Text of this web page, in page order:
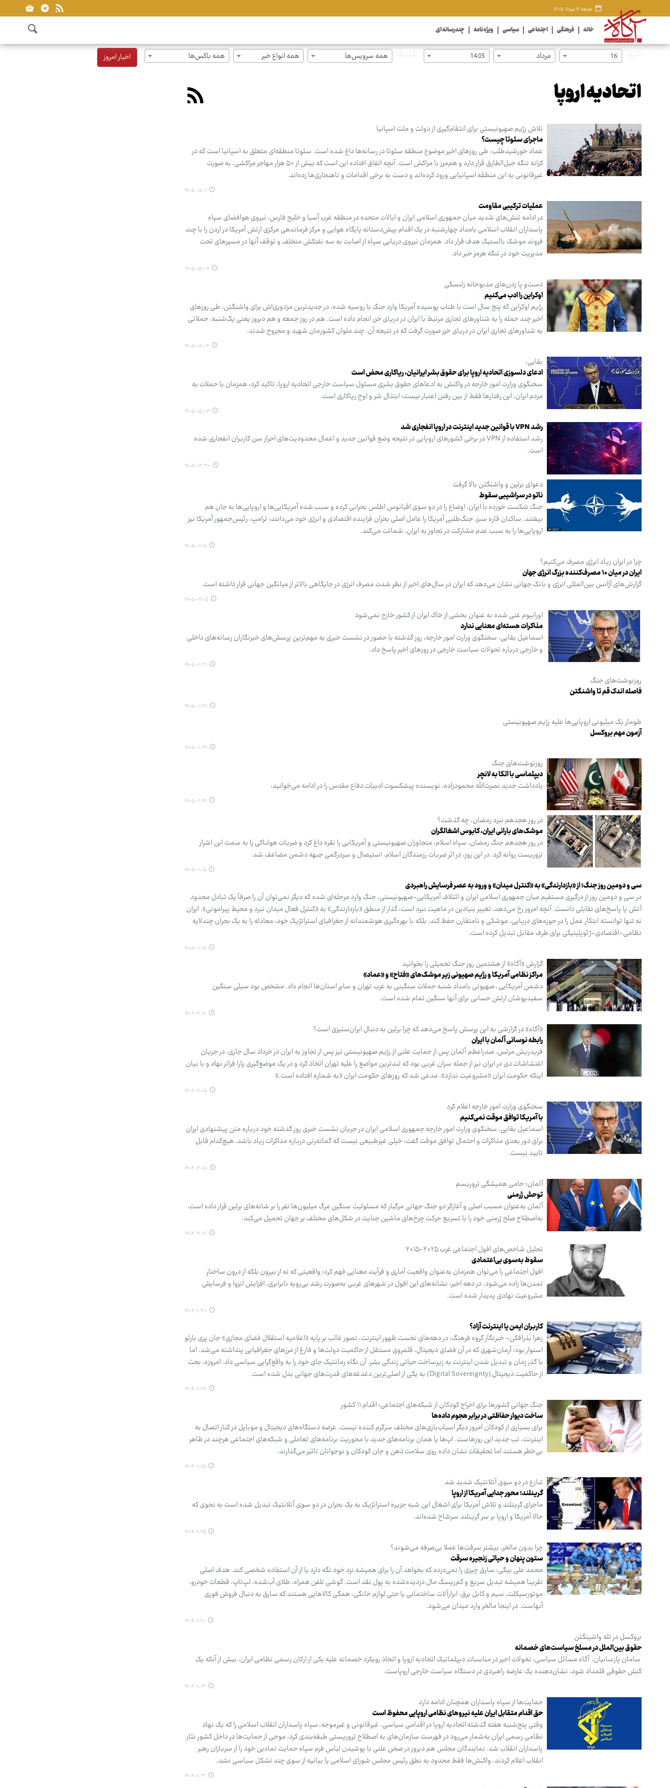
جمعه ۱۶ مرداد ۱۴۰۵
خانه فرهنگی اجتماعی سیاسی ویژه نامه چندرسانه ای
16 مرداد 1405 همه سرویس‌ها همه انواع خبر همه باکس‌ها اخبار امروز
اتحادیه اروپا
تلاش رژیم صهیونیستی برای انتقام‌گیری از دولت و ملت اسپانیا
ماجرای سئوتا چیست؟
عماد خورشیدطلب: طی روزهای اخیر موضوع منطقه سئوتا در رسانه‌ها داغ شده است. سئوتا منطقه‌ای متعلق به اسپانیا است که در
کرانه تنگه جبل‌الطارق قرار دارد و هم‌مرز با مراکش است. آنچه اتفاق افتاده این است که بیش از ۵۰ هزار مهاجر مراکشی، به صورت
غیرقانونی به این منطقه اسپانیایی ورود کرده‌اند و دست به برخی اقدامات و ناهنجاری‌ها زده‌اند.
۱۴۰۵.۰۵.۱۱
عملیات ترکیبی مقاومت
در ادامه تنش‌های شدید میان جمهوری اسلامی ایران و ایالات متحده در منطقه غرب آسیا و خلیج فارس، نیروی هوافضای سپاه
پاسداران انقلاب اسلامی بامداد چهارشنبه در یک اقدام پیش‌دستانه پایگاه هوایی و مرکز فرماندهی مرکزی ارتش آمریکا در اردن را با چند
فروند موشک بالستیک هدف قرار داد. همزمان نیروی دریایی سپاه از اصابت به سه نفتکش متخلف و توقف آنها در مسیرهای تحت
مدیریت خود در تنگه هرمز خبر داد.
۱۴۰۵.۰۵.۰۷
دست‌و پا زدن‌های مذبوحانه زلنسکی
اوکراین را ادب می‌کنیم
رژیم اوکراین که پنج سال است با طناب پوسیده آمریکا وارد جنگ با روسیه شده، در جدیدترین مزدوری‌اش برای واشنگتن، طی روزهای
اخیر چند حمله را به شناورهای تجاری مرتبط با ایران در دریای خزر انجام داده است. هم در روز جمعه و هم دیروز یعنی یک‌شنبه، حملاتی
به شناورهای تجاری ایران در دریای خزر صورت گرفت که در نتیجه آن، چند ملوان کشورمان شهید و مجروح شدند.
۱۴۰۵.۰۵.۰۴
بقایی:
ادعای دلسوزی اتحادیه اروپا برای حقوق بشر ایرانیان، ریاکاری محض است
سخنگوی وزارت امور خارجه در واکنش به ادعاهای حقوق بشری مسئول سیاست خارجی اتحادیه اروپا، تاکید کرد: همزمان با حملات به
مردم ایران، این رفتارها فقط از بین رفتن اعتبار نیست؛ ابتذال شر و اوج ریاکاری است.
۱۴۰۵.۰۵.۰۳
رشد VPN با قوانین جدید اینترنت در اروپا انفجاری شد
رشد استفاده از VPN در برخی کشورهای اروپایی در نتیجه وضع قوانین جدید و اعمال محدودیت‌های احراز سن کاربران انفجاری شده
است.
۱۴۰۵.۰۳.۳۰
دعوای برلین و واشنگتن بالا گرفت
ناتو در سراشیبی سقوط
جنگ شکست خورده با ایران، اوضاع را در دو سوی اقیانوس اطلس بحرانی کرده و سبب شده آمریکایی‌ها و اروپایی‌ها به جان هم
بیفتند. ساکنان قاره سبز، جنگ‌طلبی آمریکا را عامل اصلی بحران فزاینده اقتصادی و انرژی خود می‌دانند؛ ترامپ، رئیس‌جمهور آمریکا نیز
اروپایی‌ها را به سبب عدم مشارکت در تجاوز به ایران، شماتت می‌کند.
۱۴۰۵.۰۲.۱۵
چرا در ایران زیاد انرژی مصرف می‌کنیم؟
ایران در میان ۱۰ مصرف‌کننده بزرگ انرژی جهان
گزارش‌های آژانس بین‌المللی انرژی و بانک جهانی نشان می‌دهد که ایران در سال‌های اخیر از نظر شدت مصرف انرژی در جایگاهی بالاتر از میانگین جهانی قرار داشته است.
۱۴۰۵.۰۲.۰۵
اورانیوم غنی شده به عنوان بخشی از خاک ایران از کشور خارج نمی‌شود
مذاکرات هسته‌ای معنایی ندارد
اسماعیل بقایی، سخنگوی وزارت امور خارجه، روز گذشته با حضور در نشست خبری به مهم‌ترین پرسش‌های خبرنگاران رسانه‌های داخلی
و خارجی درباره تحولات سیاست خارجی در روزهای اخیر پاسخ داد.
۱۴۰۵.۰۱.۳۱
روزنوشت‌های جنگ
فاصله اندک قم تا واشنگتن
۱۴۰۵.۰۱.۳۱
طومار یک میلیونی اروپایی‌ها علیه رژیم صهیونیستی
آزمون مهم بروکسل
۱۴۰۵.۰۱.۲۹
روزنوشت‌های جنگ
دیپلماسی با اتکا به لانچر
یادداشت جدید نصرت‌الله محمودزاده، نویسنده پیشکسوت ادبیات دفاع مقدس را در ادامه می‌خوانید:
۱۴۰۵.۰۱.۲۶
در روز هجدهم نبرد رمضان، چه گذشت؟
موشک‌های بارانی ایران، کابوس اشغالگران
در روز هجدهم جنگ رمضان، سپاه اسلام، متجاوزان صهیونیستی و آمریکایی را نقره داغ کرد و ضربات هولناکی را به سمت این اشرار
تروریست روانه کرد. در این روز، در اثر ضربات رزمندگان اسلام، استیصال و سردرگمی جبهه دشمن مضاعف شد.
۱۴۰۵.۰۱.۱۵
سی و دومین روز جنگ؛ از «بازدارندگی» به «کنترل میدان» و ورود به عصر فرسایش راهبردی
در سی و دومین روز از درگیری مستقیم میان جمهوری اسلامی ایران و ائتلاف آمریکایی-صهیونیستی، جنگ وارد مرحله‌ای شده که دیگر نمی‌توان آن را صرفاً یک تبادل محدود
آتش یا پاسخ‌های تقابلی دانست. آنچه امروز رخ می‌دهد، تغییر بنیادین در ماهیت نبرد است: گذار از منطق «بازدارندگی» به «کنترل فعال میدان نبرد و محیط پیرامونی». ایران
نه تنها توانسته ابتکار عمل را در حوزه‌های دریایی، موشکی و نامتقارن حفظ کند، بلکه با بهره‌گیری هوشمندانه از جغرافیای استراتژیک خود، معادله را به یک بحران چندلایه
نظامی-اقتصادی-ژئوپلیتیکی برای طرف مقابل تبدیل کرده است.
۱۴۰۵.۰۱.۱۵
گزارش «آگاه» از هشتمین روز جنگ تحمیلی را بخوانید
مراکز نظامی آمریکا و رژیم صهیونی زیر موشک‌های «فتاح» و «عماد»
دشمن آمریکایی ـ صهیونی بامداد شنبه حملات سنگینی به غرب تهران و سایر استان‌ها انجام داد. مشخص بود سیلی سنگین
سفیدپوشان ارتش حسابی برای آنها سنگین تمام شده است.
۱۴۰۴.۱۲.۱۸
«آگاه» در گزارشی به این پرسش پاسخ می‌دهد که چرا برلین به دنبال ایران‌ستیزی است؟
رابطه نوسانی آلمان با ایران
فریدریش مرتس، صدراعظم آلمان پس از حمایت علنی از رژیم صهیونیستی نیز پس از تجاوز به ایران در خرداد سال جاری، در جریان
اغتشاشات دی‌ در ایران نیز از جمله سران غربی بود که تندترین مواضع را علیه تهران اتخاذ کرد و در یک موضع‌گیری پارا فراتر نهاد و با بیان
اینکه حکومت ایران «مشروعیت ندارد»، مدعی شد که روزهای حکومت ایران «به شماره افتاده است.»
۱۴۰۴.۱۲.۰۵
سخنگوی وزارت امور خارجه اعلام کرد
با آمریکا توافق موقت نمی‌کنیم
اسماعیل بقایی، سخنگوی وزارت امور خارجه جمهوری اسلامی ایران در جریان نشست خبری روز گذشته خود درباره متن پیشنهادی ایران
برای دور بعدی مذاکرات و احتمال توافق موقت گفت: خیلی غیرطبیعی نیست که گمانه‌زنی درباره مذاکرات زیاد باشد. هیچ‌کدام قابل
تایید نیست.
۱۴۰۴.۱۲.۰۵
آلمان؛ حامی همیشگی تروریسم
توحش ژرمنی
آلمان به‌عنوان مسبب اصلی و آغازگر دو جنگ جهانی مرگبار که مسئولیت سنگین مرگ میلیون‌ها نفر را بر شانه‌های برلین قرار داده است،
به‌اصطلاح صلح ژرمنی خود را با تسریع حرکت چرخ‌های ماشین جنایت در شکل‌های مختلف بر جهان تحمیل می‌کند.
۱۴۰۴.۱۲.۰۴
تحلیل شاخص‌های افول اجتماعی غرب ۲۰۲۵–۲۰۱۵
سقوط به‌سوی بی‌اعتمادی
افول اجتماعی را می‌توان همزمان به‌عنوان واقعیت آماری و فرآیند معنایی فهم کرد؛ واقعیتی که نه از بیرون بلکه از درون ساختار
تمدن‌ها زاده می‌شود. در دهه اخیر، نشانه‌های این افول در شهرهای غربی به‌صورت رشد بی‌رویه نابرابری، افزایش انزوا و فرسایش
مشروعیت نهادی پدیدار شده است.
۱۴۰۴.۱۱.۳۰
کاربران ایمن یا اینترنت آزاد؟
زهرا بذرافکن- خبرنگار گروه فرهنگ: در دهه‌های نخست ظهور اینترنت، تصور غالب بر پایه «اعلامیه استقلال فضای مجازی» جان پری بارلو
استوار بود؛ آرمان‌شهری که در آن فضای دیجیتال، قلمروی مستقل از حاکمیت دولت‌ها و فارغ از مرزهای جغرافیایی پنداشته می‌شد. اما
با گذر زمان و تبدیل شدن اینترنت به زیرساخت حیاتی زندگی بشر، آن نگاه رمانتیک جای خود را به واقع‌گرایی سیاسی داد. امروزه، بحث
از حاکمیت دیجیتال (Digital Sovereignty) به یکی از اصلی‌ترین دغدغه‌های قدرت‌های جهانی بدل شده است.
۱۴۰۴.۱۱.۲۷
جنگ جهانی کشورها برای اخراج کودکان از شبکه‌های اجتماعی؛ اقدام ۱۱ کشور
ساخت دیوار حفاظتی در برابر هجوم داده‌ها
برای بسیاری از کودکان امروز دیگر اسباب‌بازی‌های مختلف سرگرم کننده نیست. عرضه دستگاه‌های دیجیتال و موبایل در کنار اتصال به
اینترنت، تب جدید این روزهاست. اپ‌ها یا همان برنامه‌های جدید با محوریت برنامه‌های تعاملی و شبکه‌های اجتماعی هرچند در ظاهر
بی‌خطر هستند اما تحقیقات نشان داده روی سلامت ذهن و جان کودکان و نوجوانان تاثیر می‌گذارند.
۱۴۰۴.۱۱.۲۵
تنازع در دو سوی آتلانتیک شدید شد
گرینلند؛ محور جدایی آمریکا از اروپا
ماجرای گرینلند و تلاش آمریکا برای اشغال این شبه جزیره استراتژیک به یک بحران در دو سوی آتلانتیک تبدیل شده است به نحوی که
حالا آمریکا و اروپا بر سر گرینلند سرشاخ شده‌اند.
۱۴۰۴.۱۱.۲۵
چرا بدون مالخر، بیشتر سرقت‌ها عملا بی‌صرفه می‌شوند؟
ستون پنهان و حیاتی زنجیره سرقت
محمد علی بیگی: سارق چیزی را نمی‌دزدد که بخواهد آن را برای همیشه نزد خود نگه دارد یا از آن استفاده شخصی کند. هدف اصلی
تقریبا همیشه تبدیل سریع و کم‌ریسک مال دزدیده‌شده به پول نقد است. گوشی تلفن همراه، طلای آب‌شده، لپ‌تاپ، قطعات خودرو،
موتورسیکلت، سیم و کابل برق، ابزارآلات ساختمانی یا حتی لوازم خانگی، همگی کالاهایی هستند که سارق به دنبال فروش فوری
آنهاست. در اینجا مالخر وارد میدان می‌شود.
۱۴۰۴.۱۱.۲۰
بروکسل در تله واشینگتن
حقوق بین‌الملل در مسلخ سیاست‌های خصمانه
سامان پارسانیان، آگاه مسائل سیاسی: تحولات اخیر در مناسبات دیپلماتیک اتحادیه اروپا و اتخاذ رویکرد خصمانه علیه یکی از ارکان رسمی نظامی ایران، بیش از آنکه یک
کنش حقوقی قلمداد شود، نشان‌دهنده یک عارضه راهبردی در دستگاه سیاست خارجی اروپاست.
۱۴۰۴.۱۱.۱۳
حمایت‌ها از سپاه پاسداران همچنان ادامه دارد
حق اقدام متقابل ایران علیه نیروهای نظامی اروپایی محفوظ است
وقتی پنج‌شنبه هفته گذشته اتحادیه اروپا در اقدامی سیاسی، غیرقانونی و غیرموجه، سپاه پاسداران انقلاب اسلامی را که یک نهاد
نظامی رسمی ایران به‌شمار می‌رود در فهرست سازمان‌های به اصطلاح تروریستی طبقه‌بندی کرد، موجی از حمایت‌ها در داخل کشور نثار
پاسداران انقلاب شد. نمایندگان مجلس هم دیروز در صحن علنی با پوشیدن لباس فرم سپاه حمایت نمادین خود را از سربازان رهبر
انقلاب اعلام کردند. واکنش‌ها فقط محدود به نطق رئیس مجلس شورای اسلامی یا بیانیه از سوی چند تشکل سیاسی نشد.
۱۴۰۴.۱۱.۱۳